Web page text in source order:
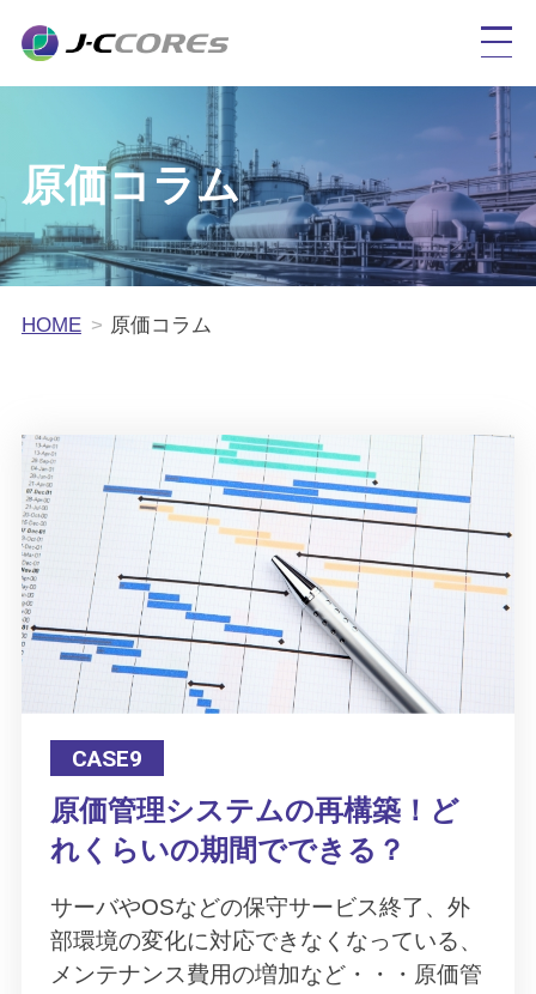
原価コラム
HOME 原価コラム
CASE9
原価管理システムの再構築！ど
れくらいの期間でできる？
サーバやOSなどの保守サービス終了、外
部環境の変化に対応できなくなっている、
メンテナンス費用の増加など・・・原価管